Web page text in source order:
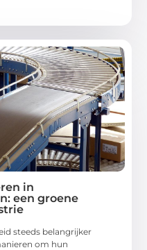
in
een groene
steeds belangrijker
om hun